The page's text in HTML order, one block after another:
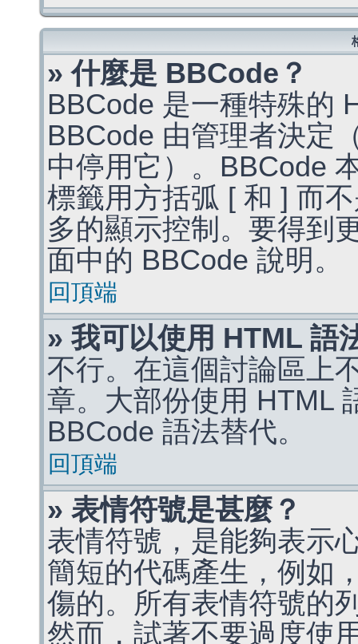
» 什麼是 BBCode？
BBCode 是一種特殊的
BBCode 由管理者決定
中停用它）。BBCode
標籤用方括弧 [ 和 ] 而
多的顯示控制。要得到
面中的 BBCode 說明。
回頂端
» 我可以使用 HTML 語
不行。在這個討論區上
章。大部份使用 HTML
BBCode 語法替代。
回頂端
» 表情符號是甚麼？
表情符號，是能夠表示
簡短的代碼產生，例如
傷的。所有表情符號的
然而，試著不要過度使